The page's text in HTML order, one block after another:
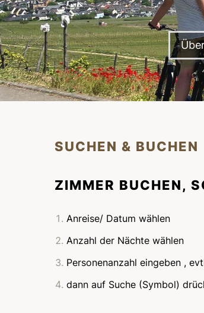
SUCHEN & BUCHEN
ZIMMER BUCHEN,
Anreise/ Datum wählen
Anzahl der Nächte wählen
Personenanzahl eingeben ,
dann auf Suche (Symbol)